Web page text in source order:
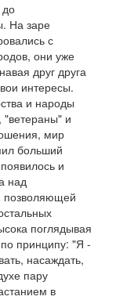
до
На заре
с
они уже
друг друга
интересы.
и народы
"ветераны" и
мир
больший
и
над
позволяющей
поглядывая
принципу: "Я -
насаждать,
пару
в